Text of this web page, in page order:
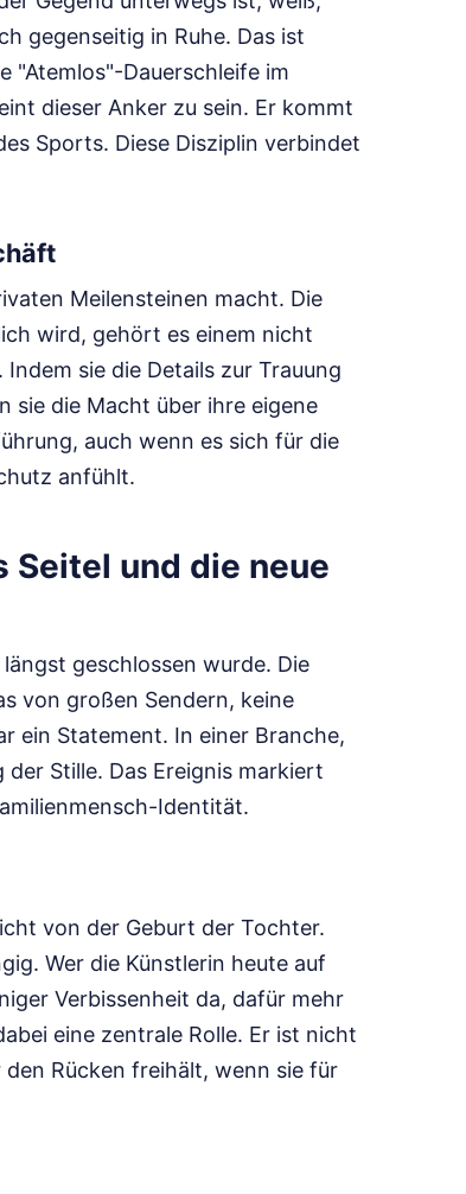
gegenseitig in Ruhe. Das ist
"Atemlos"-Dauerschleife im
dieser Anker zu sein. Er kommt
Sports. Diese Disziplin verbindet
Meilensteinen macht. Die
wird, gehört es einem nicht
sie die Details zur Trauung
sie die Macht über ihre eigene
auch wenn es sich für die
anfühlt.
Seitel und die neue
geschlossen wurde. Die
von großen Sendern, keine
ein Statement. In einer Branche,
Stille. Das Ereignis markiert
Identität.
von der Geburt der Tochter.
Wer die Künstlerin heute auf
Verbissenheit da, dafür mehr
eine zentrale Rolle. Er ist nicht
Rücken freihält, wenn sie für